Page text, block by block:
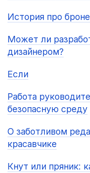
История про
Может ли
дизайнером?
Если
Работа
безопасную среду
О заботливом
красавчике
Кнут или пряник: